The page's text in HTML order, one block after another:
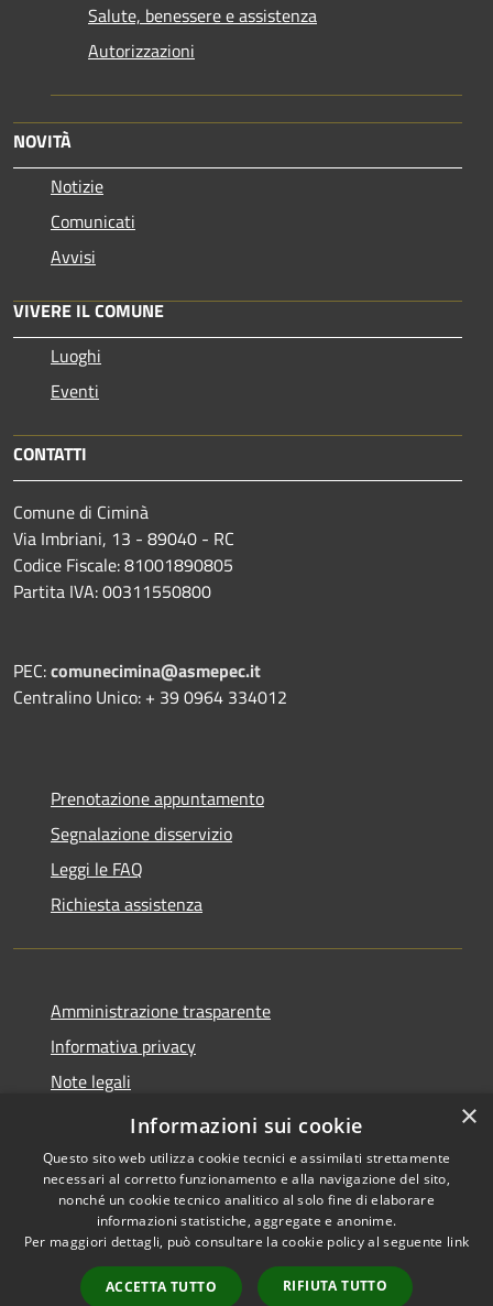
Salute, benessere e assistenza
Autorizzazioni
NOVITÀ
Notizie
Comunicati
Avvisi
VIVERE IL COMUNE
Luoghi
Eventi
CONTATTI
Comune di Ciminà
Via Imbriani, 13 - 89040 - RC
Codice Fiscale: 81001890805
Partita IVA: 00311550800
PEC:comunecimina@asmepec.it
Centralino Unico: + 39 0964 334012
Prenotazione appuntamento
Segnalazione disservizio
Leggi le FAQ
Richiesta assistenza
Amministrazione trasparente
Informativa privacy
Note legali
Dichiarazione di accessibilità
Accessibilità
Copyright © 2026 • Comune di
Ciminà • Powered by
Municipium•
Accesso
×
Informazioni sui cookie
Questo sito web utilizza cookie tecnici e assimilati strettamente
necessari al corretto funzionamento e alla navigazione del sito,
nonché un cookie tecnico analitico al solo fine di elaborare
informazioni statistiche, aggregate e anonime.
Per maggiori dettagli, può consultare la cookie policy al seguente link
ACCETTA TUTTO RIFIUTA TUTTO